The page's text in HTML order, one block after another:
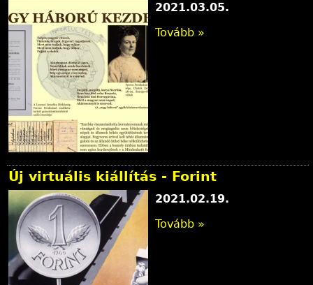
2021.03.05.
Tovább »
Új virtuális kiállítás - Forint
2021.02.19.
Tovább »